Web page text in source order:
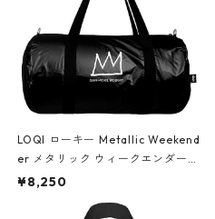
LOQI ローキー Metallic Weekend
er メタリック ウィークエンダー
ボストンバッグ ショルダーバッグ
Black ジャン=ミッシェル・バスキ
¥8,250